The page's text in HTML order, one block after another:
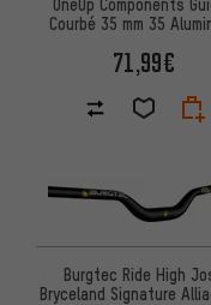
Courbé 35 mm 35
71,99€
Burgtec Ride High
Bryceland Signature